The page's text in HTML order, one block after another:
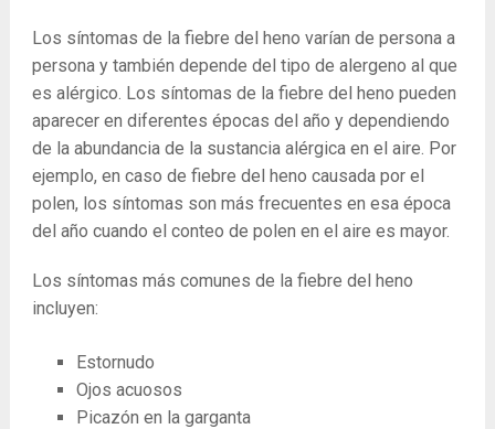
Los síntomas de la fiebre del heno varían de persona a
persona y también depende del tipo de alergeno al que
es alérgico. Los síntomas de la fiebre del heno pueden
aparecer en diferentes épocas del año y dependiendo
de la abundancia de la sustancia alérgica en el aire. Por
ejemplo, en caso de fiebre del heno causada por el
polen, los síntomas son más frecuentes en esa época
del año cuando el conteo de polen en el aire es mayor.
Los síntomas más comunes de la fiebre del heno
incluyen:
Estornudo
Ojos acuosos
Picazón en la garganta